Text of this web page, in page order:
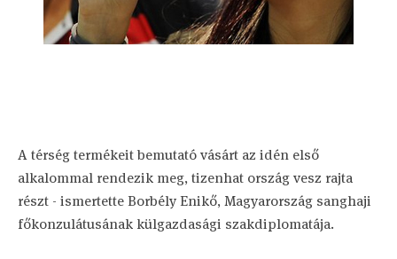
A térség termékeit bemutató vásárt az idén első
alkalommal rendezik meg, tizenhat ország vesz rajta
részt - ismertette Borbély Enikő, Magyarország sanghaji
főkonzulátusának külgazdasági szakdiplomatája.